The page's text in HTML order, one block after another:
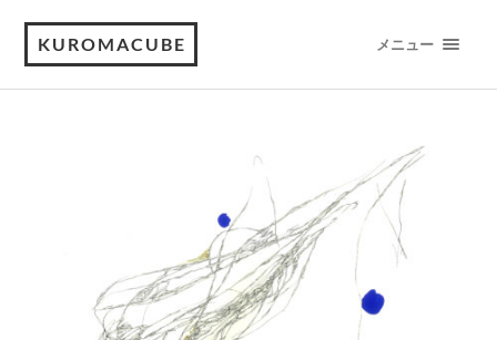
KUROMACUBE メニュー